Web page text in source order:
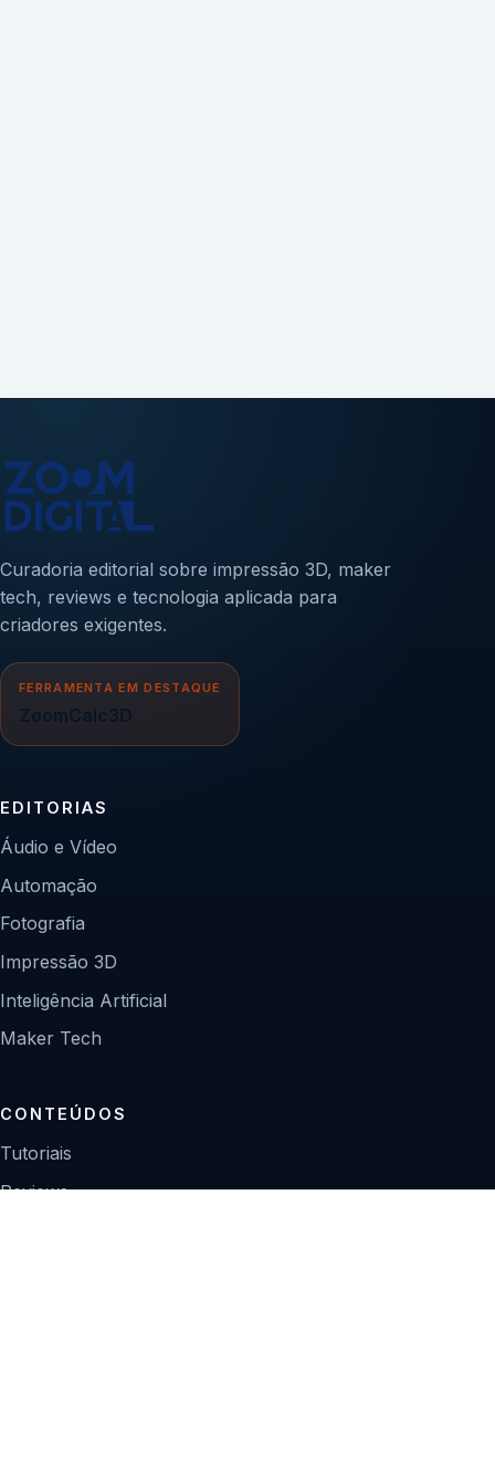
Curadoria editorial sobre impressão 3D, maker
tech, reviews e tecnologia aplicada para
criadores exigentes.
FERRAMENTA EM DESTAQUE
ZoomCalc3D
EDITORIAS
Áudio e Vídeo
Automação
Fotografia
Impressão 3D
Inteligência Artificial
Maker Tech
CONTEÚDOS
Tutoriais
Reviews